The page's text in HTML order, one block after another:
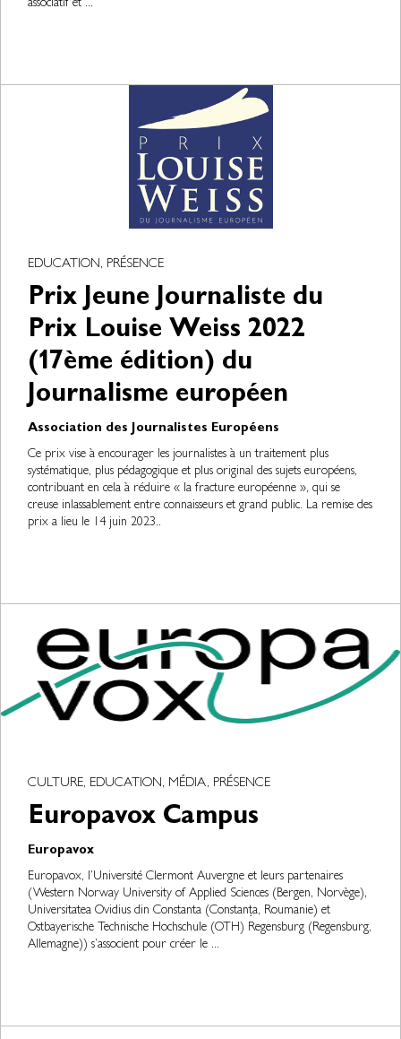
associatif et ...
EDUCATION, PRÉSENCE
Prix Jeune Journaliste du
Prix Louise Weiss 2022
(17ème édition) du
Journalisme européen
Association des Journalistes Européens
Ce prix vise à encourager les journalistes à un traitement plus
systématique, plus pédagogique et plus original des sujets européens,
contribuant en cela à réduire « la fracture européenne », qui se
creuse inlassablement entre connaisseurs et grand public. La remise des
prix a lieu le 14 juin 2023..
CULTURE, EDUCATION, MÉDIA, PRÉSENCE
Europavox Campus
Europavox
Europavox, l’Université Clermont Auvergne et leurs partenaires
(Western Norway University of Applied Sciences (Bergen, Norvège),
Universitatea Ovidius din Constanta (Constanța, Roumanie) et
Ostbayerische Technische Hochschule (OTH) Regensburg (Regensburg,
Allemagne)) s’associent pour créer le ...